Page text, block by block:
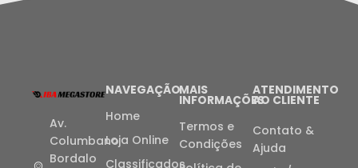
Av.
Columbano
Bordalo
NAVEGAÇÃO
Home
Loja Online
Classificados
MAIS
INFORMAÇÕES
Termos e
Condições
ATENDIMENTO
AO CLIENTE
Contato &
Ajuda